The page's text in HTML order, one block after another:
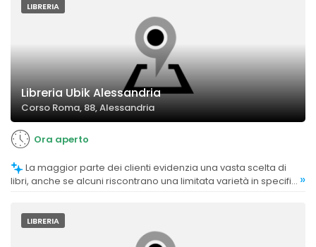
LIBRERIA
Libreria Ubik Alessandria
Corso Roma, 88, Alessandria
Ora aperto
libri, anche se alcuni riscontrano una limitata varietà in specifici »
LIBRERIA